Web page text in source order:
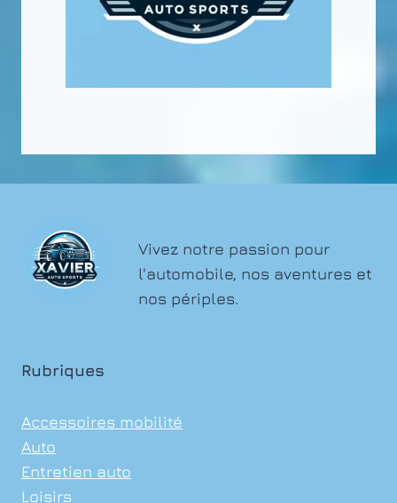
Vivez notre passion pour
l'automobile, nos aventures et
nos périples.
Rubriques
Accessoires mobilité
Auto
Entretien auto
Loisirs